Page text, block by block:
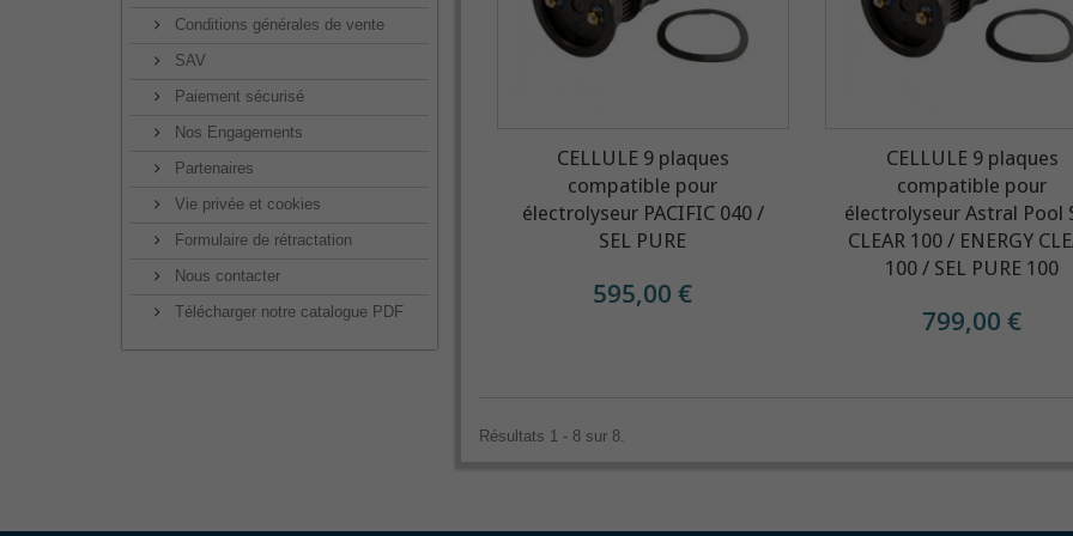
Conditions générales de vente
SAV
Paiement sécurisé
Nos Engagements
Partenaires
Vie privée et cookies
Formulaire de rétractation
Nous contacter
Télécharger notre catalogue PDF
CELLULE 9 plaques
compatible pour
électrolyseur PACIFIC 040 /
SEL PURE
595,00 €
CELLULE 9 plaques
compatible pour
électrolyseur Astral Pool
CLEAR 100 / ENERGY
100 / SEL PURE 100
799,00 €
Résultats 1 - 8 sur 8.